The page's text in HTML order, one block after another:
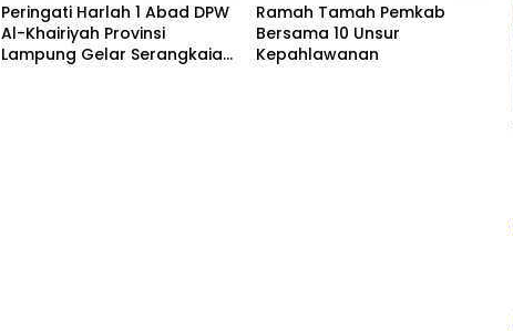
Peringati Harlah 1 Abad DPW
Al-Khairiyah Provinsi
Lampung Gelar Serangkaian
Ramah Tamah Pemkab
Bersama 10 Unsur
Kepahlawanan